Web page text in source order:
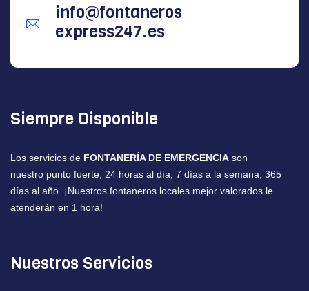
info@fontaneros
express247.es
Siempre Disponible
Los servicios de FONTANERÍA DE EMERGENCIA son
nuestro punto fuerte, 24 horas al día, 7 días a la semana, 365
días al año. ¡Nuestros fontaneros locales mejor valorados le
atenderán en 1 hora!
Nuestros Servicios